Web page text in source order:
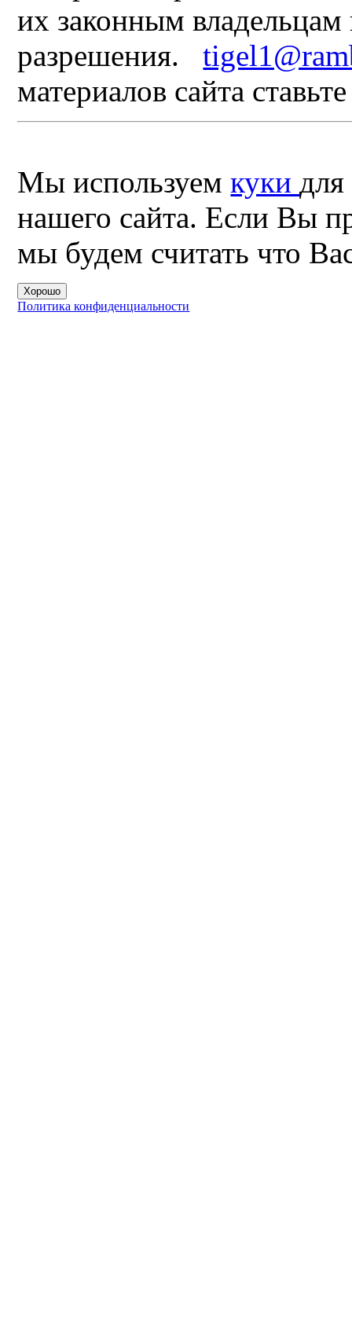
их законным
разрешения.
материалов сайта
Мы используемкуки
нашего сайта. Если Вы
мы будем считать что
Хорошо
Политика конфиденциальности